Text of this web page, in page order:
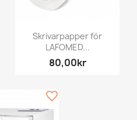
Skrivarpapper för
LAFOMED...
80,00kr
favorite_border